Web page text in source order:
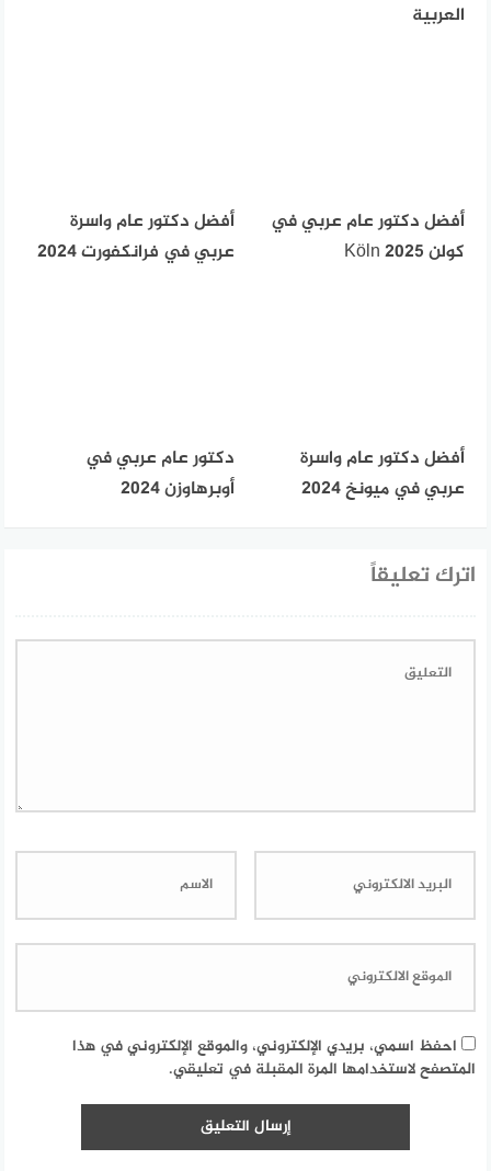
العربية
أفضل دكتور عام عربي في
كولن Köln 2025
أفضل دكتور عام واسرة
عربي في فرانكفورت 2024
أفضل دكتور عام واسرة
عربي في ميونخ 2024
دكتور عام عربي في
أوبرهاوزن 2024
اترك تعليقاً
احفظ اسمي، بريدي الإلكتروني، والموقع الإلكتروني في هذا
المتصفح لاستخدامها المرة المقبلة في تعليقي.